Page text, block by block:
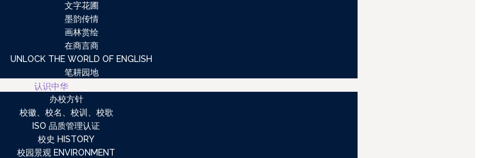
文字花圃
墨韵传情
画林赏绘
在商言商
UNLOCK THE WORLD OF ENGLISH
笔耕园地
认识中华
办校方针
校徽、校名、校训、校歌
ISO 品质管理认证
校史 HISTORY
校园景观 ENVIRONMENT